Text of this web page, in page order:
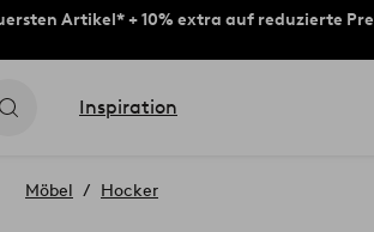
Artikel* + 10% extra auf reduzierte
Inspiration
Möbel Hocker